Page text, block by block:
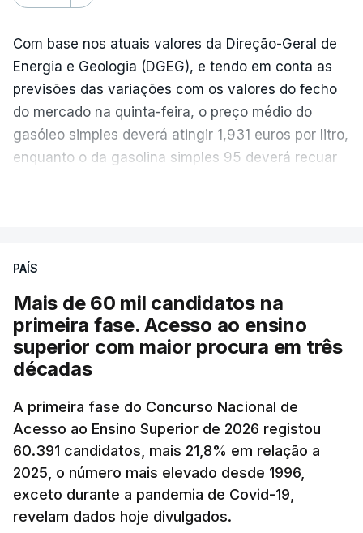
Com base nos atuais valores da Direção-Geral de
Energia e Geologia (DGEG), e tendo em conta as
previsões das variações com os valores do fecho
do mercado na quinta-feira, o preço médio do
gasóleo simples deverá atingir 1,931 euros por litro,
enquanto o da gasolina simples 95 deverá recuar
evolução das cotações internacionais do petróleo,
posto de abastecimento, a marca e a localização.
A atualização do desconto do Imposto sobre os
Produtos Petrolíferos (ISP) também poderá
O Governo comprometeu-se a aplicar uma redução
extraordinária e temporária no ISP, sempre que se
verifique um aumento do preço dos combustíveis
superior a 10 cêntimos, para mitigar a escalada de
preços.
PAÍS
Mais de 60 mil candidatos na
primeira fase. Acesso ao ensino
superior com maior procura em três
décadas
A primeira fase do Concurso Nacional de
Acesso ao Ensino Superior de 2026 registou
60.391 candidatos, mais 21,8% em relação a
2025, o número mais elevado desde 1996,
exceto durante a pandemia de Covid-19,
revelam dados hoje divulgados.